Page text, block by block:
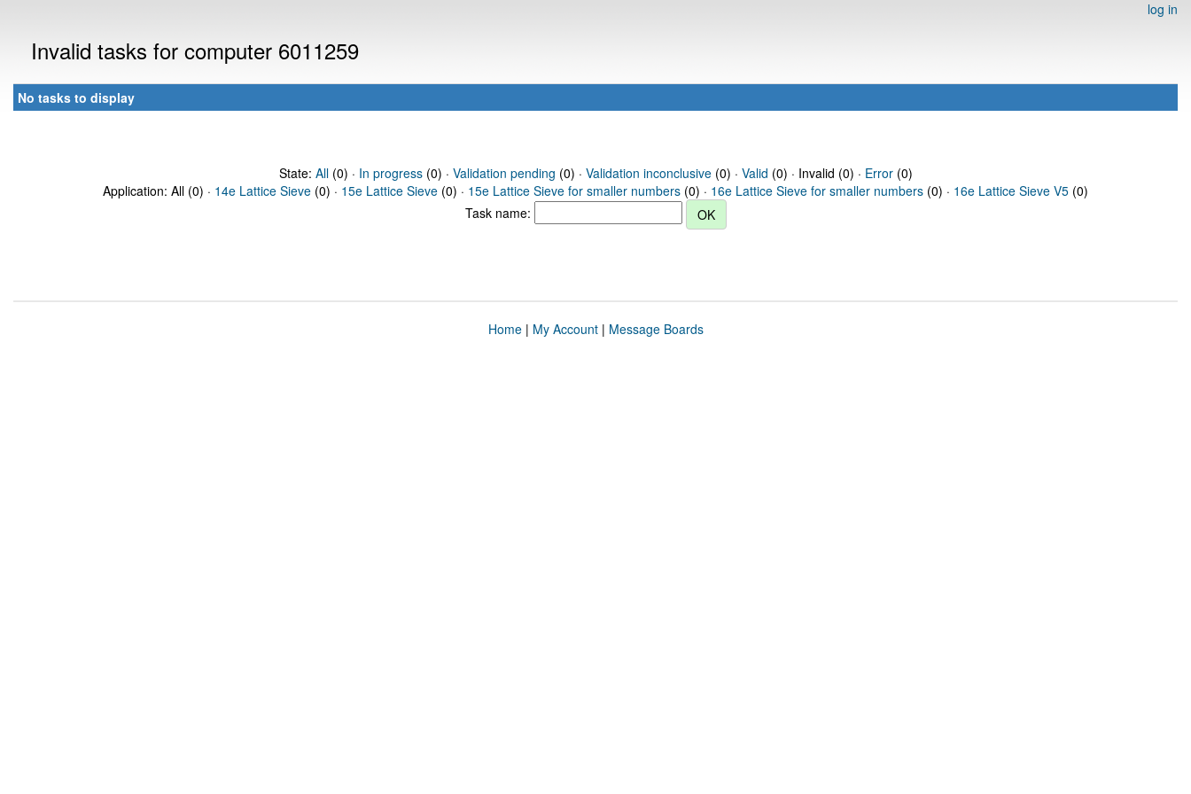
log in
Invalid tasks for computer 6011259
No tasks to display
State: All(0) · In progress(0) · Validation pending (0) · Validation inconclusive(0) · Valid (0) · Invalid (0) · Error(0)
Application: All (0) · 14e Lattice Sieve (0) · 15e Lattice Sieve (0) · 15e Lattice Sieve for smaller numbers (0) · 16e Lattice Sieve for smaller numbers (0) · 16e Lattice Sieve V5 (0)
Task name:
Home| My Account| Message Boards